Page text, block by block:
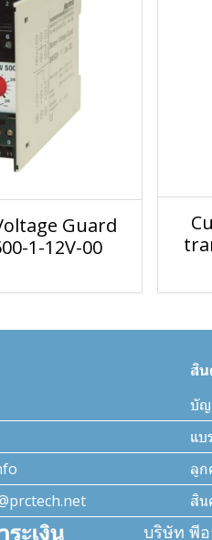
Guard
1-12V-00
สิ
บัญ
แบ
ลูก
สิน
บริษัท พี